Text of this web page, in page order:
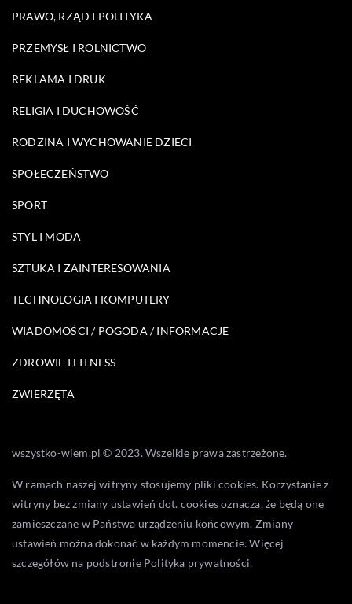
PRAWO, RZĄD I POLITYKA
PRZEMYSŁ I ROLNICTWO
REKLAMA I DRUK
RELIGIA I DUCHOWOŚĆ
RODZINA I WYCHOWANIE DZIECI
SPOŁECZEŃSTWO
SPORT
STYL I MODA
SZTUKA I ZAINTERESOWANIA
TECHNOLOGIA I KOMPUTERY
WIADOMOŚCI / POGODA / INFORMACJE
ZDROWIE I FITNESS
ZWIERZĘTA
wszystko-wiem.pl © 2023. Wszelkie prawa zastrzeżone.
W ramach naszej witryny stosujemy pliki cookies. Korzystanie z
witryny bez zmiany ustawień dot. cookies oznacza, że będą one
zamieszczane w Państwa urządzeniu końcowym. Zmiany
ustawień można dokonać w każdym momencie. Więcej
szczegółów na podstronie Polityka prywatności.